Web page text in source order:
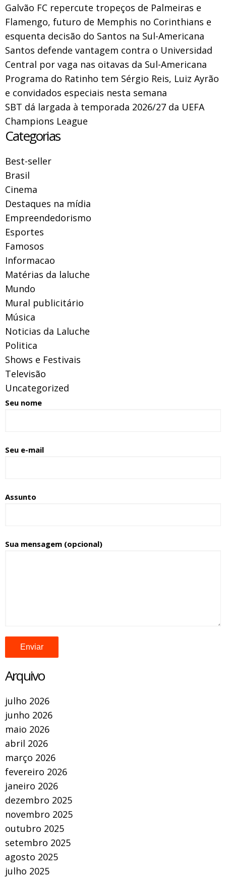
Galvão FC repercute tropeços de Palmeiras e
Flamengo, futuro de Memphis no Corinthians e
esquenta decisão do Santos na Sul-Americana
Santos defende vantagem contra o Universidad
Central por vaga nas oitavas da Sul-Americana
Programa do Ratinho tem Sérgio Reis, Luiz Ayrão
e convidados especiais nesta semana
SBT dá largada à temporada 2026/27 da UEFA
Champions League
Categorias
Best-seller
Brasil
Cinema
Destaques na mídia
Empreendedorismo
Esportes
Famosos
Informacao
Matérias da laluche
Mundo
Mural publicitário
Música
Noticias da Laluche
Politica
Shows e Festivais
Televisão
Uncategorized
Seu nome
Seu e-mail
Assunto
Sua mensagem (opcional)
Arquivo
julho 2026
junho 2026
maio 2026
abril 2026
março 2026
fevereiro 2026
janeiro 2026
dezembro 2025
novembro 2025
outubro 2025
setembro 2025
agosto 2025
julho 2025